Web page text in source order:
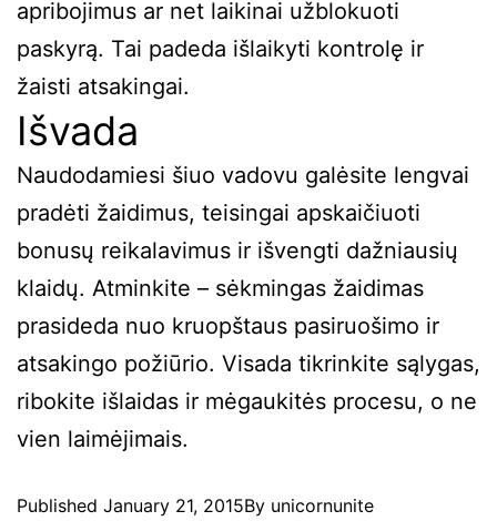
apribojimus ar net laikinai užblokuoti
paskyrą. Tai padeda išlaikyti kontrolę ir
žaisti atsakingai.
Išvada
Naudodamiesi šiuo vadovu galėsite lengvai
pradėti žaidimus, teisingai apskaičiuoti
bonusų reikalavimus ir išvengti dažniausių
klaidų. Atminkite – sėkmingas žaidimas
prasideda nuo kruopštaus pasiruošimo ir
atsakingo požiūrio. Visada tikrinkite sąlygas,
ribokite išlaidas ir mėgaukitės procesu, o ne
vien laimėjimais.
Published January 21, 2015By unicornunite